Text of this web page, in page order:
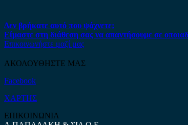
Δεν βρήκατε αυτό που ψάχνετε;
Είμαστε στη διάθεση σας να απαντήσουμε σε
Επικοινωνήστε μαζί μας
ΑΚΟΛΟΥΘΗΣΤΕ ΜΑΣ
Facebook
ΧΑΡΤΗΣ
ΕΠΙΚΟΙΝΩΝΙΑ